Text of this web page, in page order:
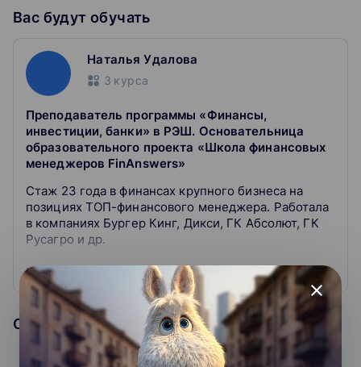
использованием данных Отчета о прибыли и убытках".
Как проходит обучение
Смотрите выступление
Эксперт на примерах разбирает темы.
Задаете вопросы
Прямо в чате во время вебинара.
Получаете запись лекции
Можете пересмотреть материал, если нужно.
Скачиваете сертификат
Вас будут обучать
Наталья Удалова
3 курса
Преподаватель программы «Финансы,
инвестиции, банки» в РЭШ. Основательница
образовательного проекта «Школа финансовых
менеджеров FinAnswers»
Стаж 23 года в финансах крупного бизнеса на
позициях ТОП-финансового менеджера. Работала
в компаниях Бургер Кинг, Дикси, ГК Абсолют, ГК
Русагро и др.
Ex-финансовый директор Бургер Кинга и Дикси,
основатель проекта FinAnswers, автор программ
по основам финансового менеджмента для
собственников и руководителей компаний, курса
по повышению квалификации “Школа финансовых
менеджеров”.
Развернуть
Образовательная организация
close